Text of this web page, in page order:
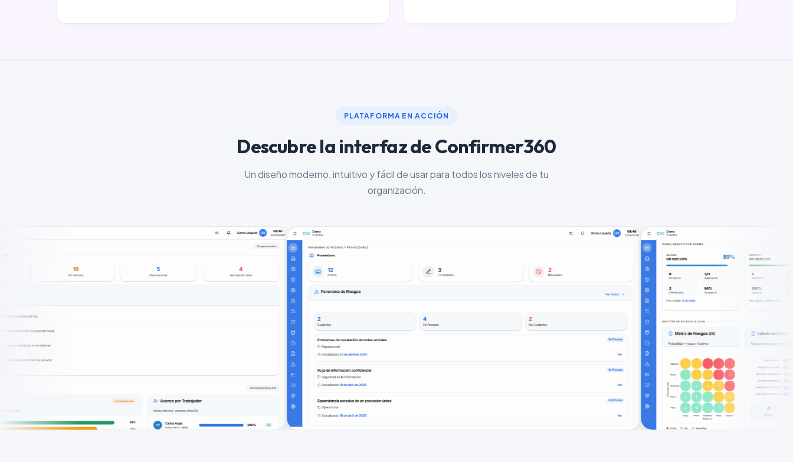
PLATAFORMA EN ACCIÓN
Descubre la interfaz de Confirmer360
Un diseño moderno, intuitivo y fácil de usar para todos los niveles de tu
organización.